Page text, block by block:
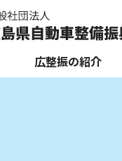
広整振の紹介